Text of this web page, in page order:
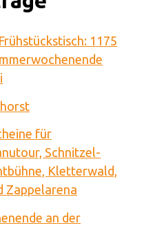
1175
für
Schnitzel-
Kletterwald,
Zappelarena
an der